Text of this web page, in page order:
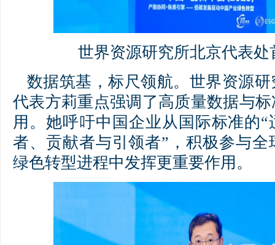
世界资源研究所北京代表处
数据筑基，标尺领航。世界资源
代表方莉重点强调了高质量数据与
用。她呼吁中国企业从国际标准的“
者、贡献者与引领者”，积极参与
绿色转型进程中发挥更重要作用。